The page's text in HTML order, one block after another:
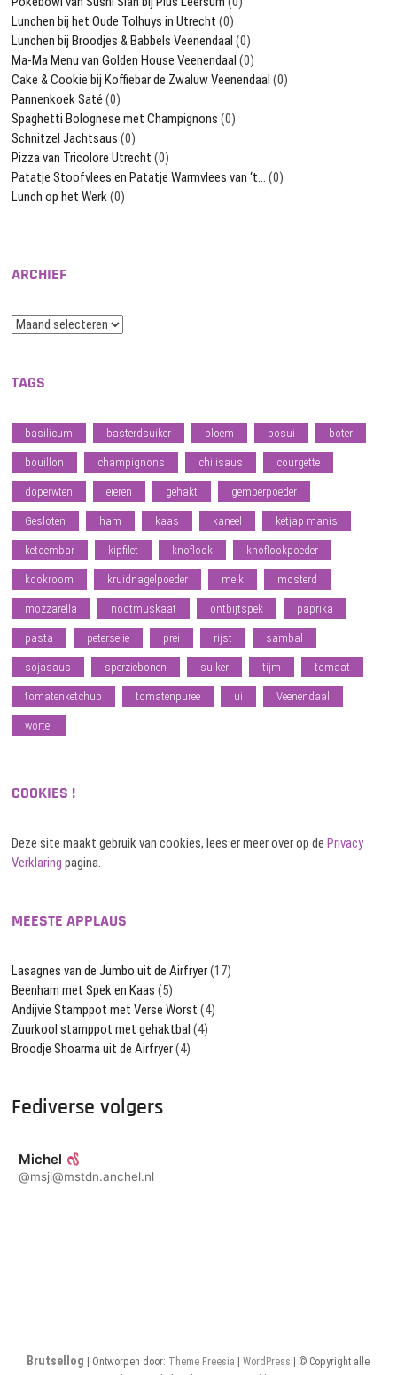
Lunchen bij het Oude Tolhuys in Utrecht (0)
Lunchen bij Broodjes & Babbels Veenendaal (0)
Ma-Ma Menu van Golden House Veenendaal (0)
Cake & Cookie bij Koffiebar de Zwaluw Veenendaal (0)
Pannenkoek Saté (0)
Spaghetti Bolognese met Champignons (0)
Schnitzel Jachtsaus (0)
Pizza van Tricolore Utrecht (0)
Patatje Stoofvlees en Patatje Warmvlees van ‘t… (0)
Lunch op het Werk(0)
ARCHIEF
Archief
TAGS
basilicum basterdsuiker bloem bosui boter
bouillon champignons chilisaus courgette
doperwten eieren gehakt gemberpoeder
Gesloten ham kaas kaneel ketjap manis
ketoembar kipfilet knoflook knoflookpoeder
kookroom kruidnagelpoeder melk mosterd
mozzarella nootmuskaat ontbijtspek paprika
pasta peterselie prei rijst sambal
sojasaus sperziebonen suiker tijm tomaat
tomatenketchup tomatenpuree ui Veenendaal
wortel
COOKIES !
Deze site maakt gebruik van cookies, lees er meer over op dePrivacy
Verklaring pagina.
MEESTE APPLAUS
Lasagnes van de Jumbo uit de Airfryer(17)
Beenham met Spek en Kaas (5)
Andijvie Stamppot met Verse Worst (4)
Zuurkool stamppot met gehaktbal (4)
Broodje Shoarma uit de Airfryer(4)
Fediverse volgers
Michel
@msjl@mstdn.anchel.nl
Brutsellog | Ontworpen door: Theme Freesia |WordPress
| © Copyright alle